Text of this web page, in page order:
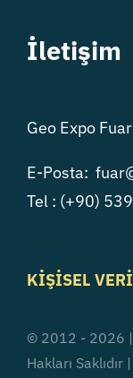
İletişim
Geo Expo
E-Posta:
Tel : (+90)
KİŞİSEL
© 2012 - 2026 |
Hakları Saklıdır |